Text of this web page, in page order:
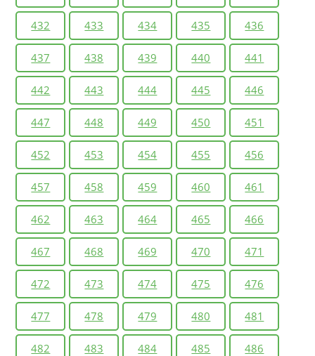
432 433 434 435 436
437 438 439 440 441
442 443 444 445 446
447 448 449 450 451
452 453 454 455 456
457 458 459 460 461
462 463 464 465 466
467 468 469 470 471
472 473 474 475 476
477 478 479 480 481
482 483 484 485 486